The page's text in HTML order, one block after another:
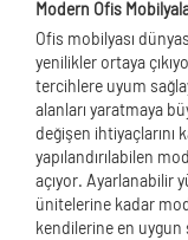
Modern Ofis
Ofis mobilyası
yenilikler ortaya
tercihlere uyum
alanları yaratmaya
değişen ihtiyaçlarını
yapılandırılabilen
açıyor. Ayarlanabilir
ünitelerine kadar
kendilerine en uygun